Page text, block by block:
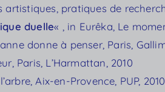
pratiques de
duelle« , in Eurêka, Le
donne à penser, Paris,
Paris, L’Harmattan, 2010
Aix-en-Provence, PUP, 2010